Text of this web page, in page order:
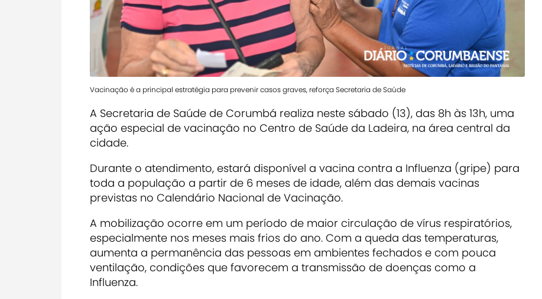
Vacinação é a principal estratégia para prevenir casos graves, reforça Secretaria de Saúde
A Secretaria de Saúde de Corumbá realiza neste sábado (13), das 8h às 13h, uma
ação especial de vacinação no Centro de Saúde da Ladeira, na área central da
cidade.
Durante o atendimento, estará disponível a vacina contra a Influenza (gripe) para
toda a população a partir de 6 meses de idade, além das demais vacinas
previstas no Calendário Nacional de Vacinação.
A mobilização ocorre em um período de maior circulação de vírus respiratórios,
especialmente nos meses mais frios do ano. Com a queda das temperaturas,
aumenta a permanência das pessoas em ambientes fechados e com pouca
ventilação, condições que favorecem a transmissão de doenças como a
Influenza.